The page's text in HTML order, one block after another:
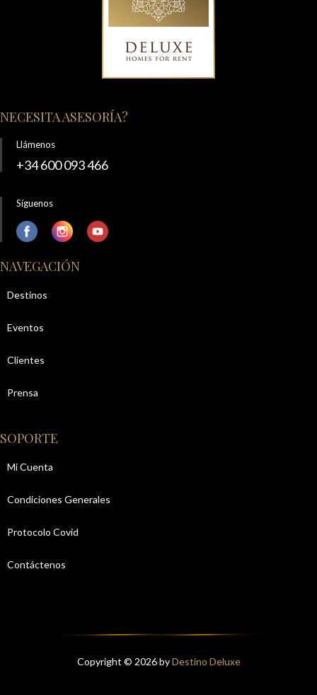
NECESITA ASESORÍA?
Llámenos
+34 600 093 466
Síguenos
NAVEGACIÓN
Destinos
Eventos
Clientes
Prensa
SOPORTE
Mi Cuenta
Condiciones Generales
Protocolo Covid
Contáctenos
Copyright © 2026 byDestino Deluxe